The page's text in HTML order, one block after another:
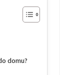
domu?